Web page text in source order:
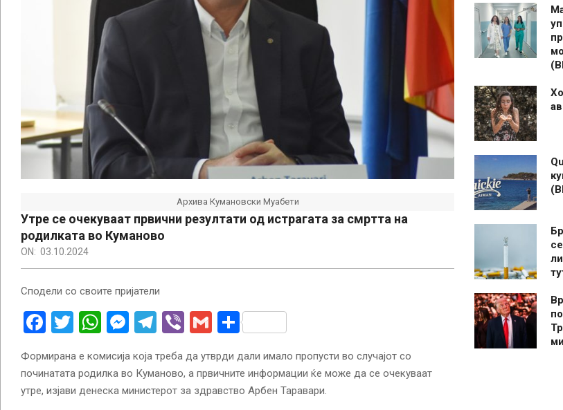
Архива Кумановски Муабети
Утре се очекуваат првични резултати од истрагата за смртта на
родилката во Куманово
ON: 03.10.2024
Сподели со своите пријатели
Facebook
Twitter
WhatsApp
Messenger
Telegram
ViberGmailShare
Формирана е комисија која треба да утврди дали имало пропусти во случајот со
починатата родилка во Куманово, а првичните информации ќе може да се очекуваат
утре, изјави денеска министерот за здравство Арбен Таравари.